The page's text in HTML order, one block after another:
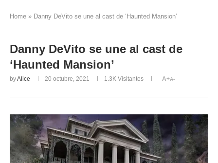
Home » Danny DeVito se une al cast de ‘Haunted Mansion’
Danny DeVito se une al cast de
‘Haunted Mansion’
byAlice 20 octubre, 2021 1.3K Visitantes A+A-